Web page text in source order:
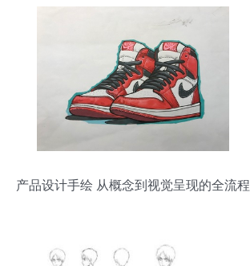
产品设计手绘 从概念到视觉呈现的全流程